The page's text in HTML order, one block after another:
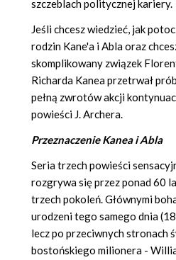
szczeblach politycznej kariery.
Jeśli chcesz wiedzieć, jak
rodzin Kane'a i Abla oraz
skomplikowany związek
Richarda Kanea przetrwał
pełną zwrotów akcji
powieści J. Archera.
Przeznaczenie Kanea i Abla
Seria trzech powieści
rozgrywa się przez ponad 60
trzech pokoleń. Głównymi
urodzeni tego samego dnia
lecz po przeciwnych stronach
bostońskiego milionera -